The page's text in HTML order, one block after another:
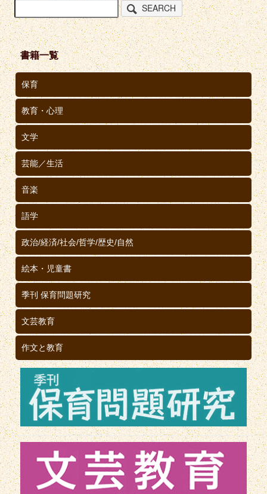
SEARCH
書籍一覧
保育
教育・心理
文学
芸能／生活
音楽
語学
政治/経済/社会/哲学/歴史/自然
絵本・児童書
季刊 保育問題研究
文芸教育
作文と教育